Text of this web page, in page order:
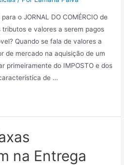
o JORNAL DO COMÉRCIO de
tributos e valores a serem pagos
Quando se fala de valores a
de mercado na aquisição de um
primeiramente do IMPOSTO e dos
de …
na Entrega